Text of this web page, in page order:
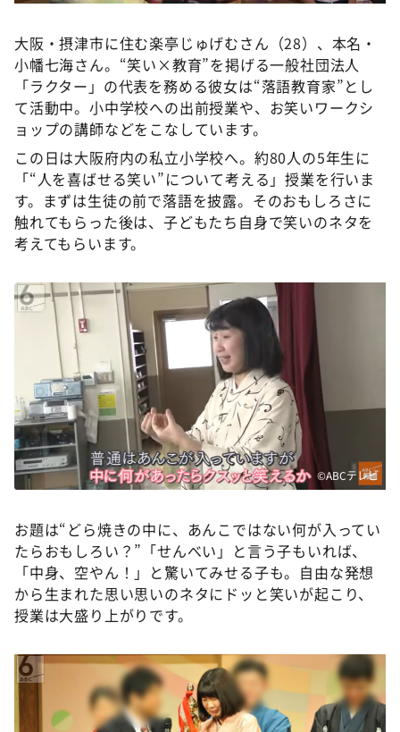
大阪・摂津市に住む楽亭じゅげむさん（28）、本名・
小幡七海さん。“笑い×教育”を掲げる一般社団法人
「ラクター」の代表を務める彼女は“落語教育家”とし
て活動中。小中学校への出前授業や、お笑いワークシ
ョップの講師などをこなしています。
この日は大阪府内の私立小学校へ。約80人の5年生に
「“人を喜ばせる笑い”について考える」授業を行いま
す。まずは生徒の前で落語を披露。そのおもしろさに
触れてもらった後は、子どもたち自身で笑いのネタを
考えてもらいます。
©ABCテレビ
お題は“どら焼きの中に、あんこではない何が入ってい
たらおもしろい？”「せんべい」と言う子もいれば、
「中身、空やん！」と驚いてみせる子も。自由な発想
から生まれた思い思いのネタにドッと笑いが起こり、
授業は大盛り上がりです。